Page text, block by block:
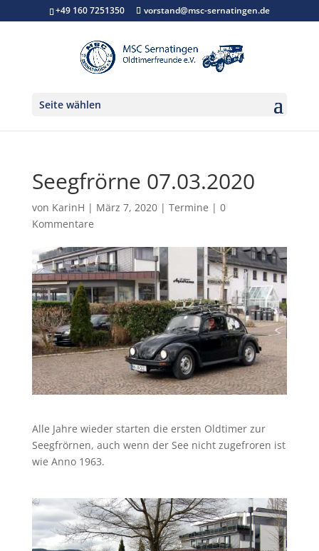
+49 160 7251350 vorstand@msc-sernatingen.de
Seite wählen
Seegfrörne 07.03.2020
von KarinH | März 7, 2020| Termine | 0
Kommentare
Alle Jahre wieder starten die ersten Oldtimer zur
Seegfrörnen, auch wenn der See nicht zugefroren ist
wie Anno 1963.